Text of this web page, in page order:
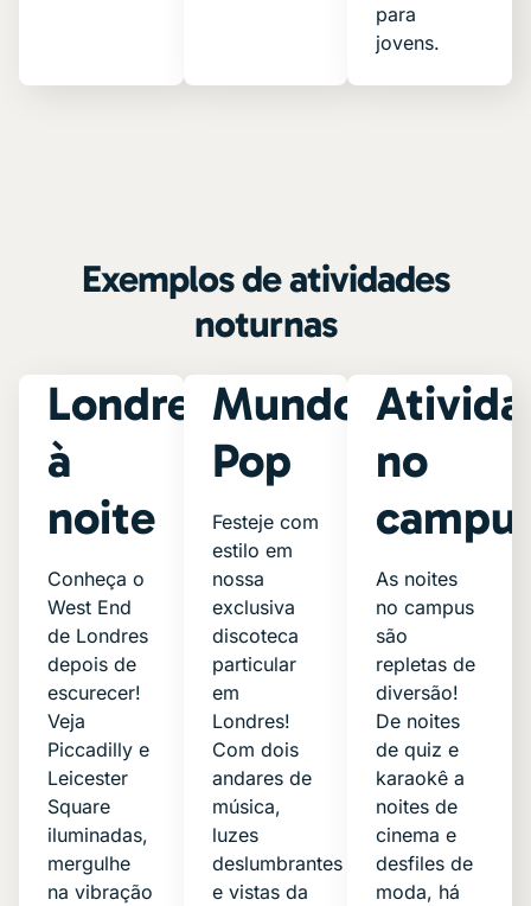
para
jovens.
Exemplos de atividades
noturnas
Londres
à
noite
Conheça o
West End
de Londres
depois de
escurecer!
Veja
Piccadilly e
Leicester
Square
iluminadas,
mergulhe
na vibração
Mundo
Pop
Festeje com
estilo em
nossa
exclusiva
discoteca
particular
em
Londres!
Com dois
andares de
música,
luzes
deslumbrantes
e vistas da
no
As noites
no campus
são
repletas de
diversão!
De noites
de quiz e
karaokê a
noites de
cinema e
desfiles de
moda, há